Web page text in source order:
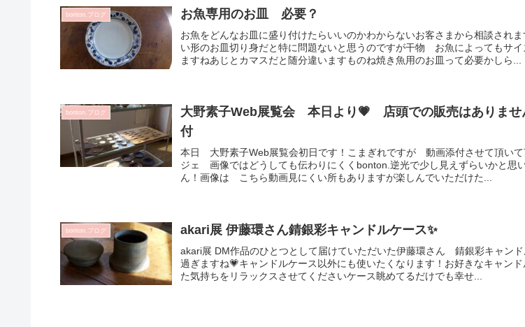
bonton.ブログ お魚専用のお皿 必要？
お魚をどんなお皿に盛り付けたらいいのかわからないお客さまから相談され
い形のお皿切り身だと特に問題ないと思うのですが干物 お魚によってもサイ
ますねあじとカマスだと随分違いますものね焼き魚用のお皿って必要かしら...
bonton.ブログ
大野素子Web展覧会 本日より💗 店頭での販売はありま
付
本日 大野素子Web展覧会初日です！こまぎれですが 動画添付させて頂いて
ジェ 画像ではどうしても伝わりにくくbonton.逆光で少し見えずらいかと思
ん！画像は こちら動画見にくい所もありますが楽しんでいただけた...
bonton.ブログ akari展 伊藤環さん錆銀彩キャンドルケース✨
akari展 DM作品のひとつとして届けていただいた伊藤環さん 錆銀彩キャンド
過ぎますね💗キャンドルケース以外にも使いたくなります！お好きなキャン
た気持ちをリラックスさせてくださいケース眺めてるだけでも幸せ...